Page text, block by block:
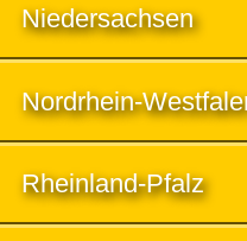
Niedersachsen
Nordrhein-
Rheinland-Pfalz